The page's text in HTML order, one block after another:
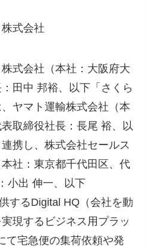
式会社
式会社（本社：大阪府大
田中 邦裕、以下「さくら
ヤマト運輸株式会社（本
取締役社長：長尾 裕、以
携し、株式会社セールス
社：東京都千代田区、代
小出 伸一、以下
するDigital HQ（会社を動
現するビジネス用プラッ
て宅急便の集荷依頼や発